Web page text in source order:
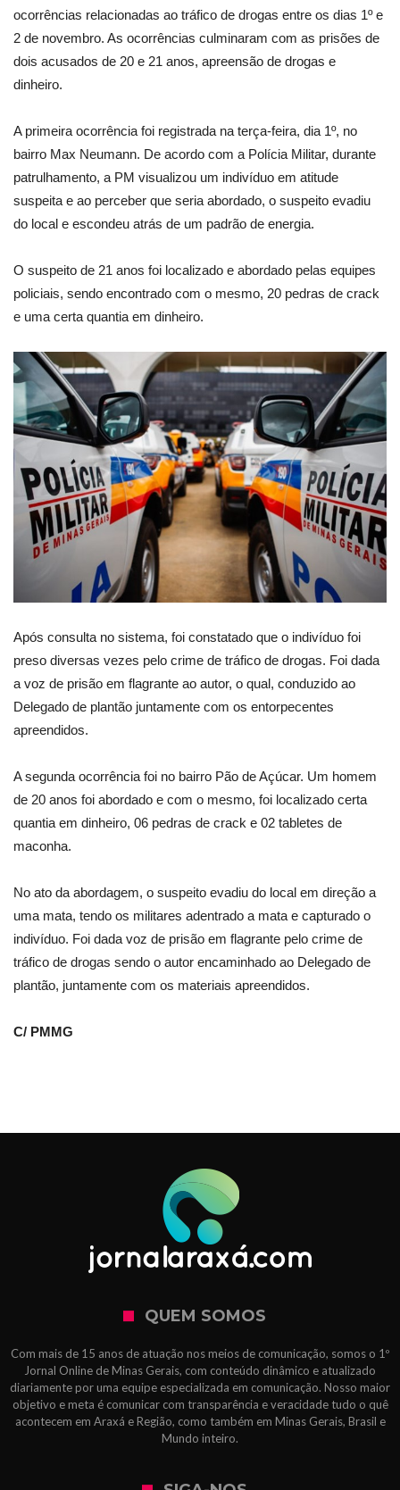
ocorrências relacionadas ao tráfico de drogas entre os dias 1º e
2 de novembro. As ocorrências culminaram com as prisões de
dois acusados de 20 e 21 anos, apreensão de drogas e
dinheiro.
A primeira ocorrência foi registrada na terça-feira, dia 1º, no
bairro Max Neumann. De acordo com a Polícia Militar, durante
patrulhamento, a PM visualizou um indivíduo em atitude
suspeita e ao perceber que seria abordado, o suspeito evadiu
do local e escondeu atrás de um padrão de energia.
O suspeito de 21 anos foi localizado e abordado pelas equipes
policiais, sendo encontrado com o mesmo, 20 pedras de crack
e uma certa quantia em dinheiro.
Após consulta no sistema, foi constatado que o indivíduo foi
preso diversas vezes pelo crime de tráfico de drogas. Foi dada
a voz de prisão em flagrante ao autor, o qual, conduzido ao
Delegado de plantão juntamente com os entorpecentes
apreendidos.
A segunda ocorrência foi no bairro Pão de Açúcar. Um homem
de 20 anos foi abordado e com o mesmo, foi localizado certa
quantia em dinheiro, 06 pedras de crack e 02 tabletes de
maconha.
No ato da abordagem, o suspeito evadiu do local em direção a
uma mata, tendo os militares adentrado a mata e capturado o
indivíduo. Foi dada voz de prisão em flagrante pelo crime de
tráfico de drogas sendo o autor encaminhado ao Delegado de
plantão, juntamente com os materiais apreendidos.
C/ PMMG
QUEM SOMOS
Com mais de 15 anos de atuação nos meios de comunicação, somos o 1º
Jornal Online de Minas Gerais, com conteúdo dinâmico e atualizado
diariamente por uma equipe especializada em comunicação. Nosso maior
objetivo e meta é comunicar com transparência e veracidade tudo o quê
acontecem em Araxá e Região, como também em Minas Gerais, Brasil e
Mundo inteiro.